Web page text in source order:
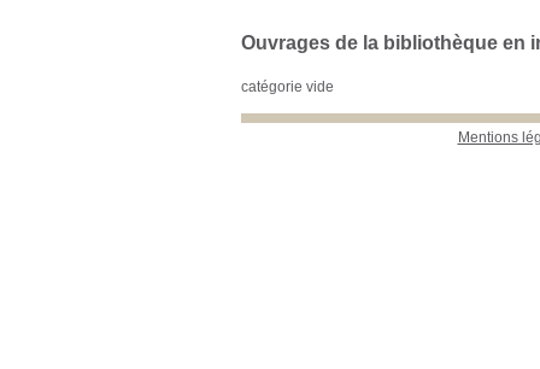
Ouvrages de la bibliothèque en
catégorie vide
Mentions